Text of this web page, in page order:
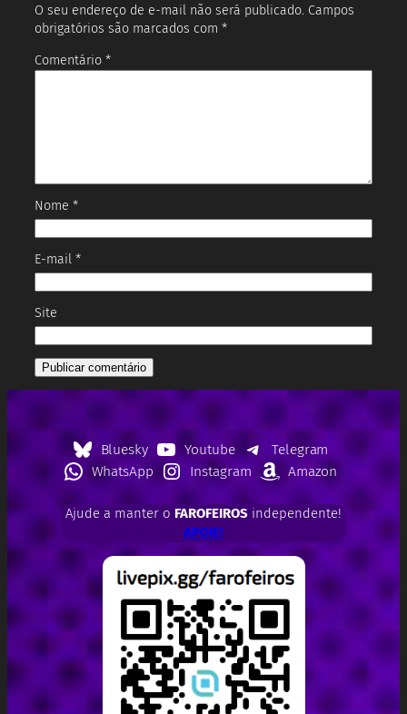
O seu endereço de e-mail não será publicado. Campos
obrigatórios são marcados com *
Comentário *
Nome *
E-mail *
Site
Bluesky Youtube
Telegram
WhatsApp
Instagram Amazon
Ajude a manter o FAROFEIROSindependente!
APOIE!